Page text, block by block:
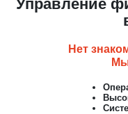
Управление
Нет